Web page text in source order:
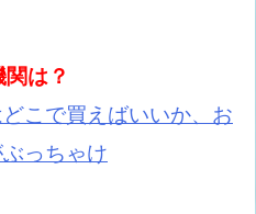
は？
こで買えばいいか、お
っちゃけ